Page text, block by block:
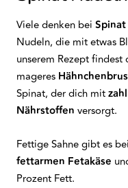
Viele denken bei
Nudeln, die mit etwas
unserem Rezept findest
mageres
Spinat, der dich mit
Nährstoffen versorgt.
Fettige Sahne gibt es
fettarmen Fetakäse
Prozent Fett.